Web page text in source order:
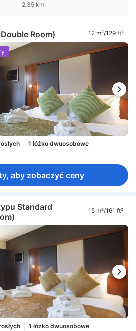
2,35 km
Room) 12 m²/129 ft²
1 łóżko dwuosobowe
aby zobaczyć ceny
Standard
15 m²/161 ft²
1 łóżko dwuosobowe